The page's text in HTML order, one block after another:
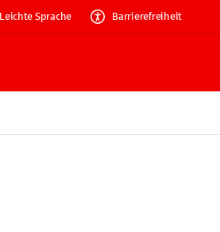
Leichte Sprache Barrierefreiheit